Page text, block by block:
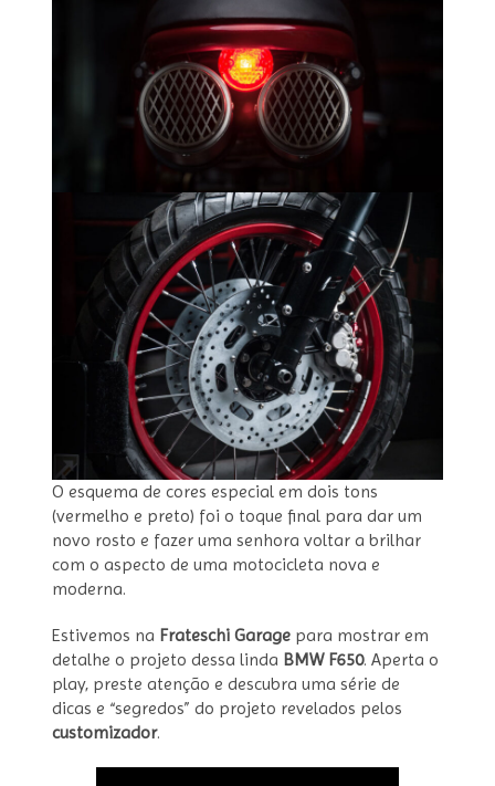
O esquema de cores especial em dois tons
(vermelho e preto) foi o toque final para dar um
novo rosto e fazer uma senhora voltar a brilhar
com o aspecto de uma motocicleta nova e
moderna.
Estivemos na Frateschi Garage para mostrar em
detalhe o projeto dessa linda BMW F650. Aperta o
play, preste atenção e descubra uma série de
dicas e “segredos” do projeto revelados pelos
customizador.